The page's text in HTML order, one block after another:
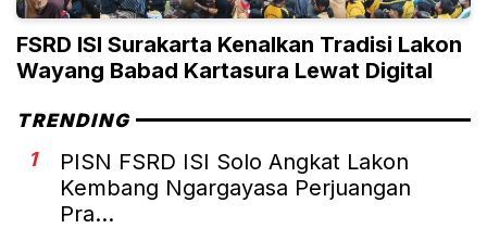
FSRD ISI Surakarta Kenalkan Tradisi Lakon
Wayang Babad Kartasura Lewat Digital
TRENDING
1
PISN FSRD ISI Solo Angkat Lakon
Kembang Ngargayasa Perjuangan
Pra...